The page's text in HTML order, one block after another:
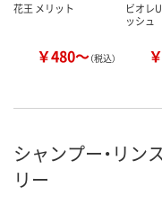
花王 メリット
￥480～（税込）
ビオレ
ッシュ
シャンプー・リン
リー